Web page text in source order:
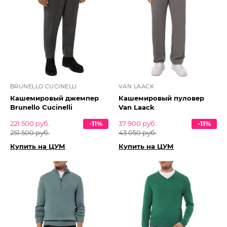
BRUNELLO CUCINELLI
Кашемировый джемпер
Brunello Cucinelli
221 500 руб.
251 500 руб.
-11%
Купить на ЦУМ
VAN LAACK
Кашемировый пуловер
Van Laack
37 900 руб.
43 050 руб.
-11%
Купить на ЦУМ